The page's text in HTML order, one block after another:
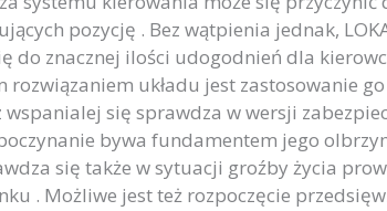
pozycję . Bez wątpienia jednak,
do znacznej ilości udogodnień dla
rozwiązaniem układu jest zastosowanie go
wspanialej się sprawdza w wersji
bywa fundamentem jego
się także w sytuacji groźby życia
. Możliwe jest też rozpoczęcie